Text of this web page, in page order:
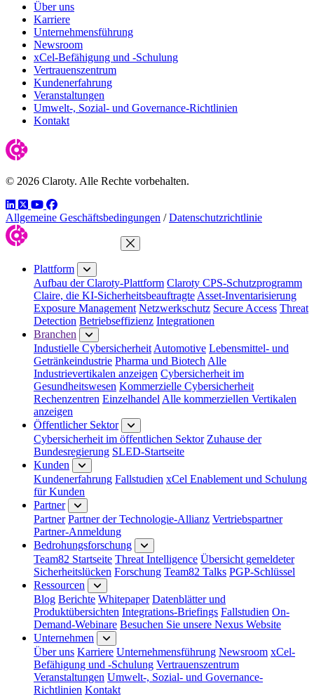
Über uns
Karriere
Unternehmensführung
Newsroom
xCel-Befähigung und -Schulung
Vertrauenszentrum
Kundenerfahrung
Veranstaltungen
Umwelt-, Sozial- und Governance-Richtlinien
Kontakt
© 2026 Claroty. Alle Rechte vorbehalten.
LinkedIn
TwitterYouTube
Facebook
Allgemeine Geschäftsbedingungen / Datenschutzrichtlinie
Menü schließen
Plattform
Aufbau der Claroty-Plattform Claroty CPS-Schutzprogramm
Claire, die KI-Sicherheitsbeauftragte Asset-Inventarisierung
Exposure Management Netzwerkschutz Secure Access Threat
Detection Betriebseffizienz Integrationen
Branchen
Industielle Cybersicherheit Automotive Lebensmittel- und
Getränkeindustrie Pharma und Biotech Alle
Industrievertikalen anzeigen Cybersicherheit im
Gesundheitswesen Kommerzielle Cybersicherheit
Rechenzentren Einzelhandel Alle kommerziellen Vertikalen
anzeigen
Öffentlicher Sektor
Cybersicherheit im öffentlichen Sektor Zuhause der
Bundesregierung SLED-Startseite
Kunden
Kundenerfahrung Fallstudien xCel Enablement und Schulung
für Kunden
Partner
Partner Partner der Technologie-Allianz Vertriebspartner
Partner-Anmeldung
Bedrohungsforschung
Team82 Startseite Threat Intelligence Übersicht gemeldeter
Sicherheitslücken Forschung Team82 Talks PGP-Schlüssel
Ressourcen
Blog Berichte Whitepaper Datenblätter und
Produktübersichten Integrations-Briefings Fallstudien On-
Demand-Webinare Besuchen Sie unsere Nexus Website
Unternehmen
Über uns Karriere Unternehmensführung Newsroom xCel-
Befähigung und -Schulung Vertrauenszentrum
Veranstaltungen Umwelt-, Sozial- und Governance-
Richtlinien Kontakt